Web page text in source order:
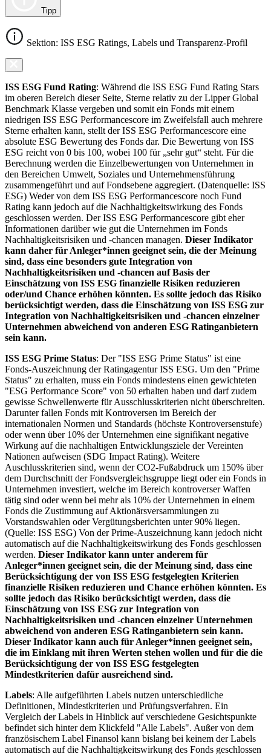
Tipp
Sektion: ISS ESG Ratings, Labels und Transparenz-Profil
ISS ESG Fund Rating: Während die ISS ESG Fund Rating Stars
im oberen Bereich dieser Seite, Sterne relativ zu der Lipper Global
Benchmark Klasse vergeben und somit ein Fonds mit einem
niedrigen ISS ESG Performancescore im Zweifelsfall auch mehrere
Sterne erhalten kann, stellt der ISS ESG Performancescore eine
absolute ESG Bewertung des Fonds dar. Die Bewertung von ISS
ESG reicht von 0 bis 100, wobei 100 für „sehr gut“ steht. Für die
Berechnung werden die Einzelbewertungen von Unternehmen in
den Bereichen Umwelt, Soziales und Unternehmensführung
zusammengeführt und auf Fondsebene aggregiert. (Datenquelle: ISS
ESG) Weder von dem ISS ESG Performancescore noch Fund
Rating kann jedoch auf die Nachhaltigkeitswirkung des Fonds
geschlossen werden. Der ISS ESG Performancescore gibt eher
Informationen darüber wie gut die Unternehmen im Fonds
Nachhaltigkeitsrisiken und -chancen managen. Dieser Indikator
kann daher für Anleger*innen geeignet sein, die der Meinung
sind, dass eine besonders gute Integration von
Nachhaltigkeitsrisiken und -chancen auf Basis der
Einschätzung von ISS ESG finanzielle Risiken reduzieren
oder/und Chance erhöhen könnten. Es sollte jedoch das Risiko
berücksichtigt werden, dass die Einschätzung von ISS ESG zur
Integration von Nachhaltigkeitsrisiken und -chancen einzelner
Unternehmen abweichend von anderen ESG Ratinganbietern
sein kann.
ISS ESG Prime Status: Der "ISS ESG Prime Status" ist eine
Fonds-Auszeichnung der Ratingagentur ISS ESG. Um den "Prime
Status" zu erhalten, muss ein Fonds mindestens einen gewichteten
"ESG Performance Score" von 50 erhalten haben und darf zudem
gewisse Schwellenwerte für Ausschlusskriterien nicht überschreiten.
Darunter fallen Fonds mit Kontroversen im Bereich der
internationalen Normen und Standards (höchste Kontroversenstufe)
oder wenn über 10% der Unternehmen eine signifikant negative
Wirkung auf die nachhaltigen Entwicklungsziele der Vereinten
Nationen aufweisen (SDG Impact Rating). Weitere
Auschlusskriterien sind, wenn der CO2-Fußabdruck um 150% über
dem Durchschnitt der Fondsvergleichsgruppe liegt oder ein Fonds in
Unternehmen investiert, welche im Bereich kontroverser Waffen
tätig sind oder wenn bei mehr als 10% der Unternehmen in einem
Fonds die Zustimmung auf Aktionärsversammlungen zu
Vorstandswahlen oder Vergütungsberichten unter 90% liegen.
(Quelle: ISS ESG) Von der Prime-Auszeichnung kann jedoch nicht
automatisch auf die Nachhaltigkeitswirkung des Fonds geschlossen
werden. Dieser Indikator kann unter anderem für
Anleger*innen geeignet sein, die der Meinung sind, dass eine
Berücksichtigung der von ISS ESG festgelegten Kriterien
finanzielle Risiken reduzieren und Chance erhöhen könnten. Es
sollte jedoch das Risiko berücksichtigt werden, dass die
Einschätzung von ISS ESG zur Integration von
Nachhaltigkeitsrisiken und -chancen einzelner Unternehmen
abweichend von anderen ESG Ratinganbietern sein kann.
Dieser Indikator kann auch für Anleger*innen geeignet sein,
die im Einklang mit ihren Werten stehen wollen und für die die
Berücksichtigung der von ISS ESG festgelegten
Mindestkriterien dafür ausreichend sind.
Labels: Alle aufgeführten Labels nutzen unterschiedliche
Definitionen, Mindestkriterien und Prüfungsverfahren. Ein
Vergleich der Labels in Hinblick auf verschiedene Gesichtspunkte
befindet sich hinter dem Klickfeld "Alle Labels". Außer von dem
französischem Label Finansol kann bislang bei keinem der Labels
automatisch auf die Nachhaltigkeitswirkung des Fonds geschlossen